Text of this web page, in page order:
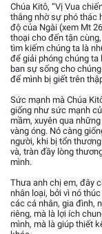
Chúa Kitô, “Vị Vua
thắng nhờ sự phó thác
độ của Ngài (xem Mt
thoại cho đến tận
tìm kiếm chúng ta là
để giải phóng chúng ta
ban sự sống cho
để mình bị giết trên
Sức mạnh mà Chúa
giống như sức mạnh
mầm, xuyên qua
vàng óng. Nó càng
người, khi bị tổn
và, tràn đầy lòng
mình.
Thưa anh chị em, đây
nhân loại, bởi vì nó
các cá nhân, gia đình,
riêng, mà là lợi ích
mình, mà là giúp thiết